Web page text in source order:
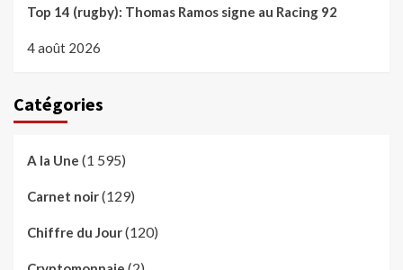
Top 14 (rugby): Thomas Ramos signe au Racing 92
4 août 2026
Catégories
A la Une (1 595)
Carnet noir(129)
Chiffre du Jour(120)